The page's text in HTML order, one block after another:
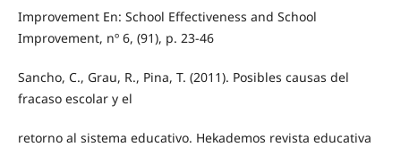
Improvement En: School Effectiveness and School
Improvement, nº 6, (91), p. 23-46
Sancho, C., Grau, R., Pina, T. (2011). Posibles causas del
fracaso escolar y el
retorno al sistema educativo. Hekademos revista educativa